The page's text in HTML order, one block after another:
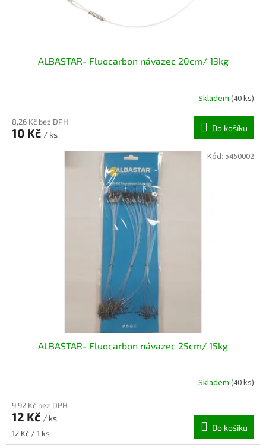
ALBASTAR- Fluocarbon návazec 20cm/ 13kg
Skladem (40 ks)
8,26 Kč bez DPH
10 Kč / ks
Do košíku
ALBASTAR- Fluocarbon návazec 25cm/ 15kg
Skladem (40 ks)
9,92 Kč bez DPH
12 Kč / ks
Měrná
cena:
12 Kč / 1 ks
Do košíku
Kód: 5450002